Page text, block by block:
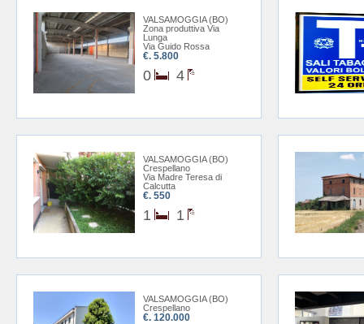
VALSAMOGGIA (BO)
Zona produttiva Via
Lunga
Via Guido Rossa
€. 5.800
0 4
VALSAMOGGIA (BO)
Crespellano
Via Madre Teresa di
Calcutta
€. 550
1 1
VALSAMOGGIA (BO)
Crespellano
€. 120.000